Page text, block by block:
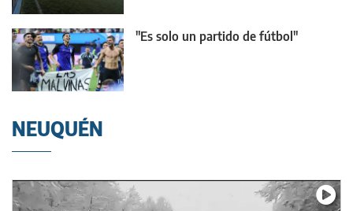
"Es solo un partido de fútbol"
NEUQUÉN